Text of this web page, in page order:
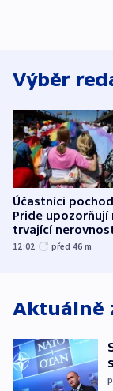
Výběr
Účastníci
Pride upozorňují
trvající
společenskou
12:02 před 46 m
Aktuálně